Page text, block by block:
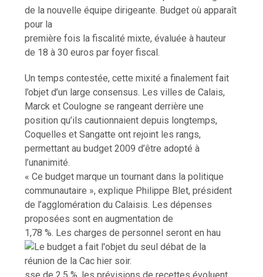
de la nouvelle équipe dirigeante. Budget où apparaît
pour la
première fois la fiscalité mixte, évaluée à hauteur
de 18 à 30 euros par foyer fiscal.
Un temps contestée, cette mixité a finalement fait
l’objet d’un large consensus. Les villes de Calais,
Marck et Coulogne se rangeant derrière une
position qu’ils cautionnaient depuis longtemps,
Coquelles et Sangatte ont rejoint les rangs,
permettant au budget 2009 d’être adopté à
l’unanimité.
« Ce budget marque un tournant dans la politique
communautaire », explique Philippe Blet, président
de l’agglomération du Calaisis. Les dépenses
proposées sont en augmentation de
1,78 %. Les charges de personnel seront en hau